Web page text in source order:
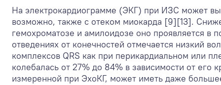
На электрокардиограмме (ЭКГ) при ИЗС может
возможно, также с отеком миокарда [9][13].
гемохроматозе и амилоидозе оно проявляется в
отведениях от конечностей отмечается низкий
комплексов QRS как при перикардиальном или
колебалась от 27% до 84% в зависимости от
измеренной при ЭхоКГ, может иметь даже